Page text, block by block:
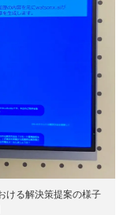
ける解決策提案の様子